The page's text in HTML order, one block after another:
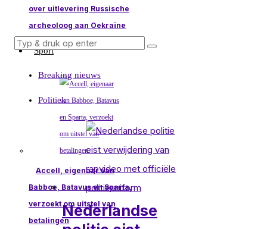
over uitlevering Russische
archeoloog aan Oekraïne
Sport
Accell, eigenaar van
Babboe, Batavus en Sparta,
verzoekt om uitstel van
betalingen
Breaking nieuws
Politiek
Nederlandse